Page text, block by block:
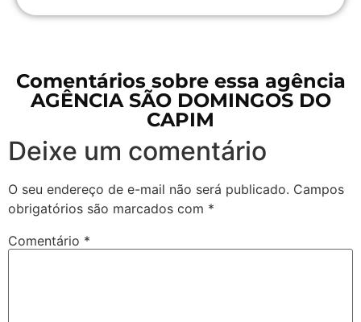
Comentários sobre essa agência
AGÊNCIA SÃO DOMINGOS DO
CAPIM
Deixe um comentário
O seu endereço de e-mail não será publicado. Campos
obrigatórios são marcados com *
Comentário *